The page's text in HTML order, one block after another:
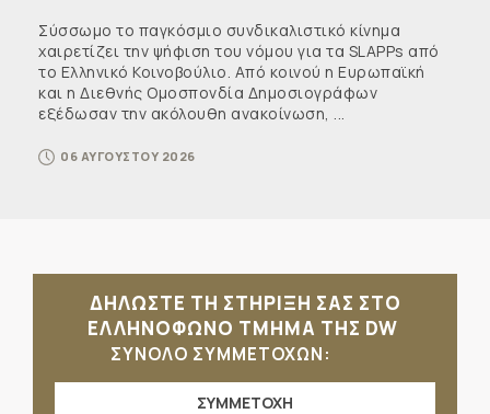
Σύσσωμο το παγκόσμιο συνδικαλιστικό κίνημα
χαιρετίζει την ψήφιση του νόμου για τα SLAPPs από
το Ελληνικό Κοινοβούλιο. Από κοινού η Ευρωπαϊκή
και η Διεθνής Ομοσπονδία Δημοσιογράφων
εξέδωσαν την ακόλουθη ανακοίνωση, ...
06 ΑΥΓΟΥΣΤΟΥ 2026
ΔΗΛΩΣΤΕ ΤΗ ΣΤΗΡΙΞΗ ΣΑΣ ΣΤΟ
ΕΛΛΗΝΟΦΩΝΟ ΤΜΗΜΑ ΤΗΣ DW
ΣΥΝΟΛΟ ΣΥΜΜΕΤΟΧΩΝ:
ΣΥΜΜΕΤΟΧΗ